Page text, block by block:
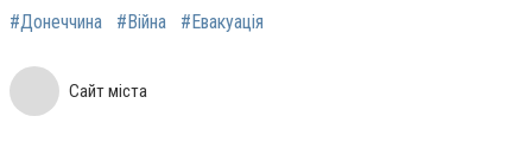
#Донеччина #Війна #Евакуація
Сайт міста